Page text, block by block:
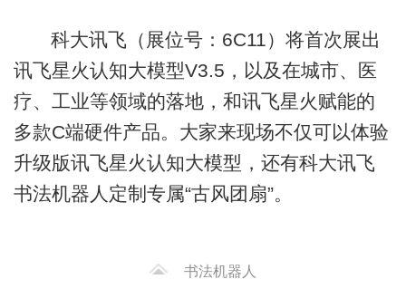
科大讯飞（展位号：6C11）将首次展出
讯飞星火认知大模型V3.5，以及在城市、医
疗、工业等领域的落地，和讯飞星火赋能的
多款C端硬件产品。大家来现场不仅可以体验
升级版讯飞星火认知大模型，还有科大讯飞
书法机器人定制专属“古风团扇”。
书法机器人